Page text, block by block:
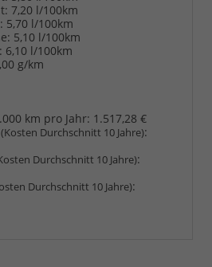
7,20 l/100km
5,70 l/100km
5,10 l/100km
6,10 l/100km
g/km
km pro Jahr: 1.517,28 €
(Kosten Durchschnitt 10 Jahre):
Durchschnitt 10 Jahre):
Durchschnitt 10 Jahre):